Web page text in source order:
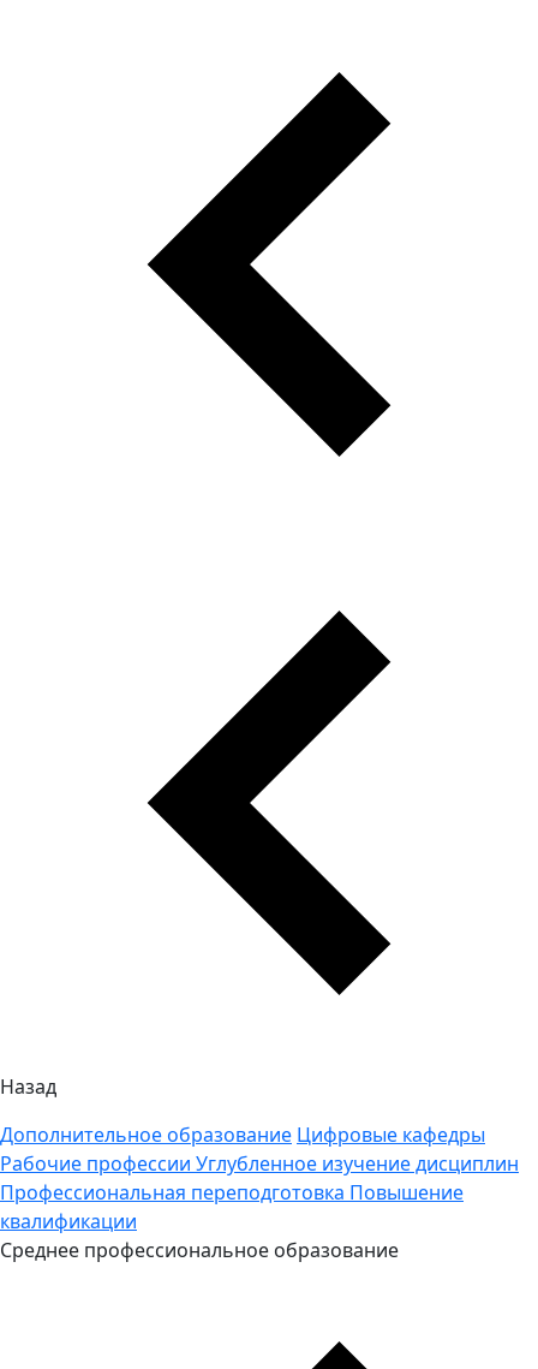
Назад
Дополнительное образование Цифровые кафедры
Рабочие профессии Углубленное изучение дисциплин
Профессиональная переподготовка Повышение
квалификации
Среднее профессиональное образование